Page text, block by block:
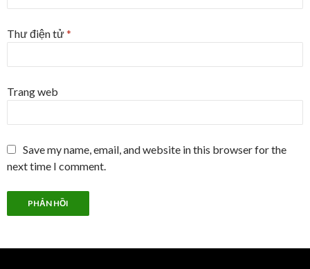
Thư điện tử*
Trang web
Save my name, email, and website in this browser for the
next time I comment.